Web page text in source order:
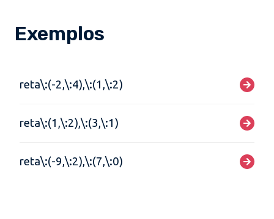
Exemplos
reta\:(-2,\:4),\:(1,\:2)
reta\:(1,\:2),\:(3,\:1)
reta\:(-9,\:2),\:(7,\:0)